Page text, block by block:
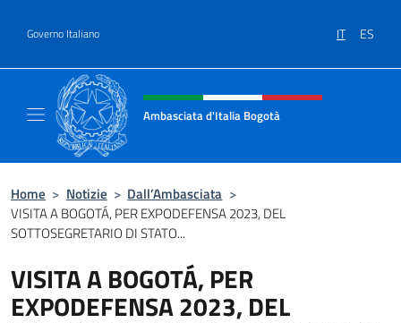
Governo Italiano IT ES
Intestazione sito, social e menù
Ambasciata d'Italia Bogotà
Home > Notizie > Dall’Ambasciata >
VISITA A BOGOTÁ, PER EXPODEFENSA 2023, DEL
SOTTOSEGRETARIO DI STATO...
VISITA A BOGOTÁ, PER
EXPODEFENSA 2023, DEL